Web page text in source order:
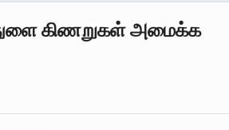
கிணறுகள் அமைக்க